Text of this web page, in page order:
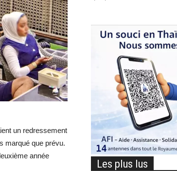
un redressement
marqué que prévu.
année
Les plus lus